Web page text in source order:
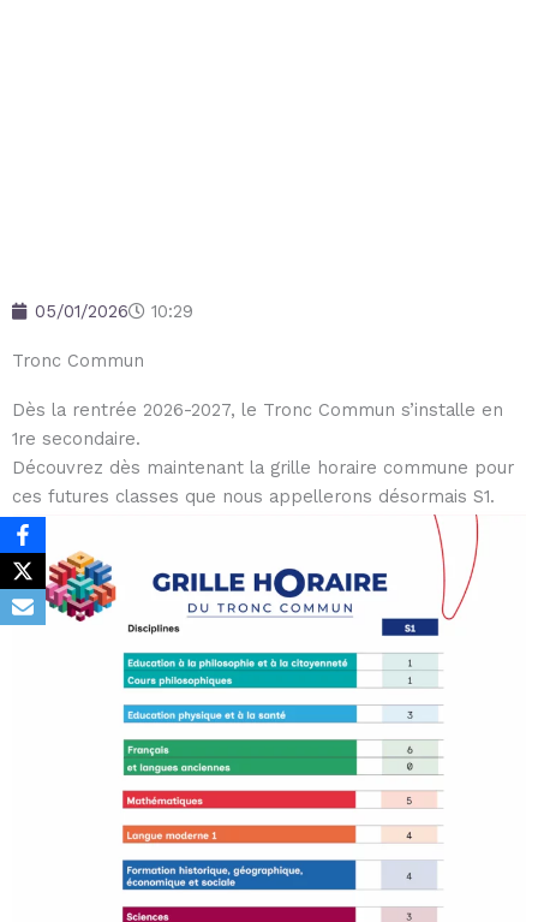
05/01/2026 10:29
Tronc Commun
Dès la rentrée 2026-2027, le Tronc Commun s’installe en
1re secondaire.
Découvrez dès maintenant la grille horaire commune pour
ces futures classes que nous appellerons désormais S1.